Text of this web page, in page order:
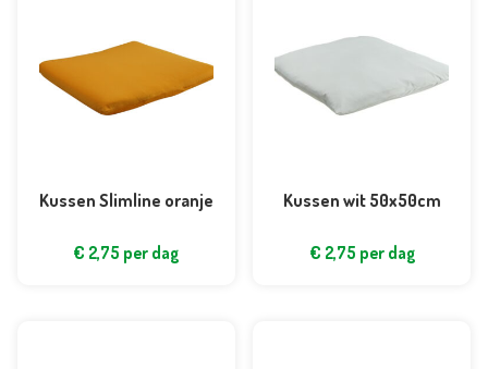
Kussen Slimline oranje
€ 2,75 per dag
Kussen wit 50x50cm
€ 2,75 per dag